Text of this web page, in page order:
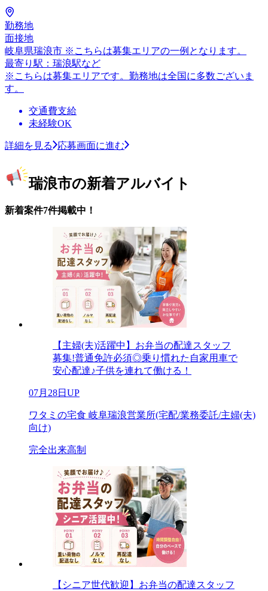
勤務地
面接地
岐阜県瑞浪市 ※こちらは募集エリアの一例となります。
最寄り駅：瑞浪駅など
※こちらは募集エリアです。勤務地は全国に多数ございま
す。
交通費支給
未経験OK
詳細を見る 応募画面に進む
瑞浪市の新着アルバイト
新着案件7件掲載中！
【主婦(夫)活躍中】お弁当の配達スタッフ
募集!普通免許必須◎乗り慣れた自家用車で
安心配達♪子供を連れて働ける！
07月28日UP
ワタミの宅食 岐阜瑞浪営業所(宅配/業務委託/主婦(夫)
向け)
完全出来高制
【シニア世代歓迎】お弁当の配達スタッフ